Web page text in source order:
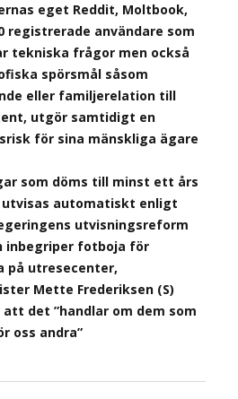
eget Reddit, Moltbook,
registrerade användare som
tekniska frågor men också
spörsmål såsom
eller familjerelation till
utgör samtidigt en
för sina mänskliga ägare
som döms till minst ett års
automatiskt enligt
utvisningsreform
inbegriper fotboja för
på utresecenter,
Mette Frederiksen (S)
det ”handlar om dem som
oss andra”